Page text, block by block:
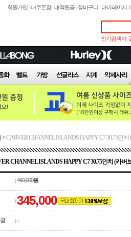
회원가입 |내쿠폰함 |내적립금 | 장바구니 | 마이페이지 |
인기검색어:
>CARVER CHANNEL ISLANDS HAPPY C7 30.75인
CHANNEL ISLANDS HAPPY C7 30.75인치 (카
:460,000원
:345,000
:-